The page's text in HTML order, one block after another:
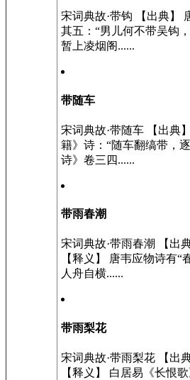
宋词典故·带钩 【出典】
其五：“男儿何不带吴钩
暂上凌烟阁......
带随车
宋词典故·带随车 【出典
籍》诗：“随车翻缟带，
诗》卷三四......
带雨春潮
宋词典故·带雨春潮 【出
【释义】 唐韦应物诗有
人舟自横......
带雨梨花
宋词典故·带雨梨花 【出
【释义】 白居易《长恨